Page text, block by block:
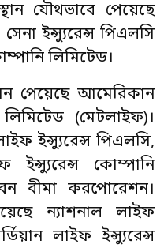
যৌথভাবে পেয়েছে
ইন্স্যুরেন্স পিএলসি
লিমিটেড।
পেয়েছে আমেরিকান
(মেটলাইফ)।
ইন্স্যুরেন্স পিএলসি,
ইন্স্যুরেন্স কোম্পানি
বীমা করপোরেশন।
ন্যাশনাল লাইফ
লাইফ ইন্স্যুরেন্স